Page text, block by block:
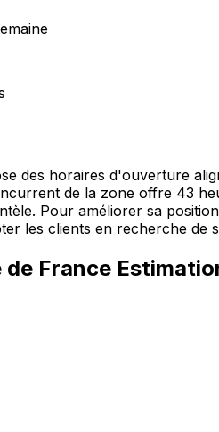
des horaires d'ouverture
de la zone offre 43
Pour améliorer sa
les clients en recherche de
de France